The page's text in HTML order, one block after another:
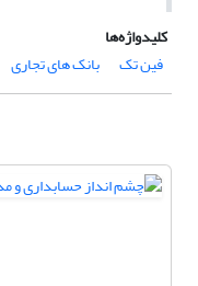
کلیدواژه‌ها
فین تک
بانک های تجاری